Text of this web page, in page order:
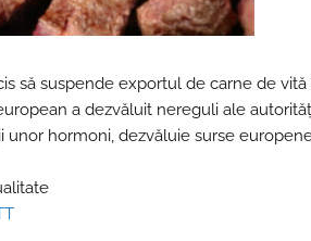
să suspende exportul de carne de
a dezvăluit nereguli ale
unor hormoni, dezvăluie surse